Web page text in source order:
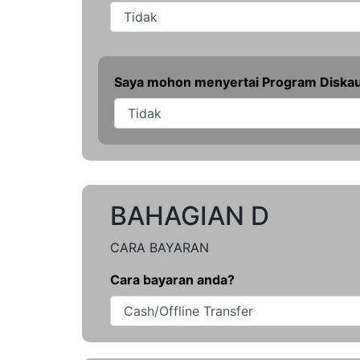
Saya mohon menyertai Program
BAHAGIAN D
CARA BAYARAN
Cara bayaran anda?